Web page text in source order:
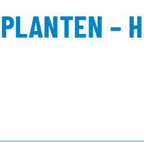
–